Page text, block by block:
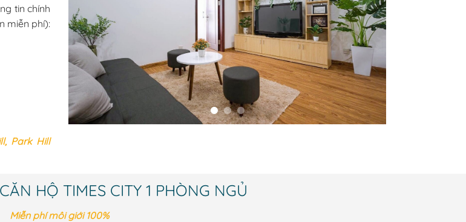
tin chính
miễn phí):
Park Hill
HỘ TIMES CITY 1 PHÒNG NGỦ
Miễn phí môi giới 100%